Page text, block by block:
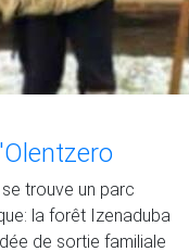
trouve un parc
la forêt Izenaduba
de sortie familiale